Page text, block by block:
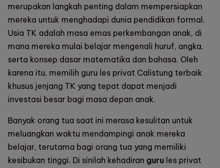
merupakan langkah penting dalam mempersiapkan
mereka untuk menghadapi dunia pendidikan formal.
Usia TK adalah masa emas perkembangan anak, di
mana mereka mulai belajar mengenali huruf, angka,
serta konsep dasar matematika dan bahasa. Oleh
karena itu, memilih guru les privat Calistung terbaik
khusus jenjang TK yang tepat dapat menjadi
investasi besar bagi masa depan anak.
Banyak orang tua saat ini merasa kesulitan untuk
meluangkan waktu mendampingi anak mereka
belajar, terutama bagi orang tua yang memiliki
kesibukan tinggi. Di sinilah kehadiran guru les privat